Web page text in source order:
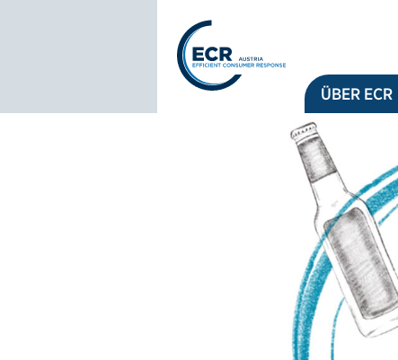
Logo: ECR Austria
ÜBER ECR